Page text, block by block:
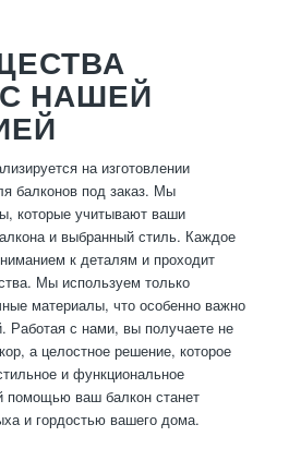
НАШЕЙ
на изготовлении
балконов под заказ. Мы
которые учитывают ваши
и выбранный стиль. Каждое
к деталям и проходит
Мы используем только
материалы, что особенно важно
с нами, вы получаете не
а целостное решение, которое
и функциональное
помощью ваш балкон станет
и гордостью вашего дома.